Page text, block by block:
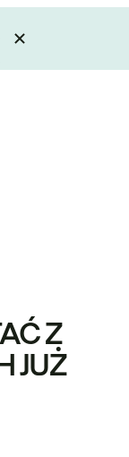
Z
JUŻ